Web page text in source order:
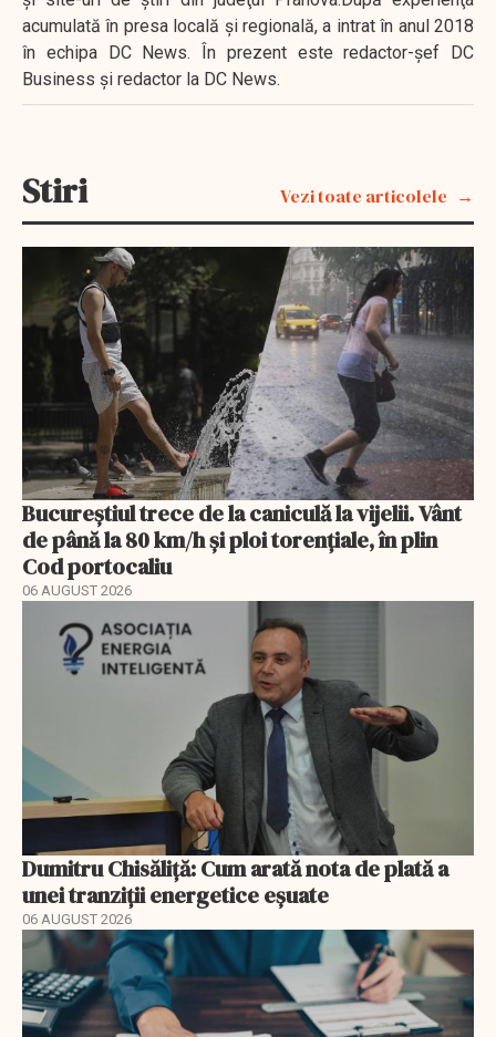
acumulată în presa locală şi regională, a intrat în anul 2018
în echipa DC News. În prezent este redactor-şef DC
Business şi redactor la DC News.
Stiri Vezi toate articolele
Bucureștiul trece de la caniculă la vijelii. Vânt
de până la 80 km/h și ploi torențiale, în plin
Cod portocaliu
06 AUGUST 2026
Dumitru Chisăliță: Cum arată nota de plată a
unei tranziții energetice eșuate
06 AUGUST 2026